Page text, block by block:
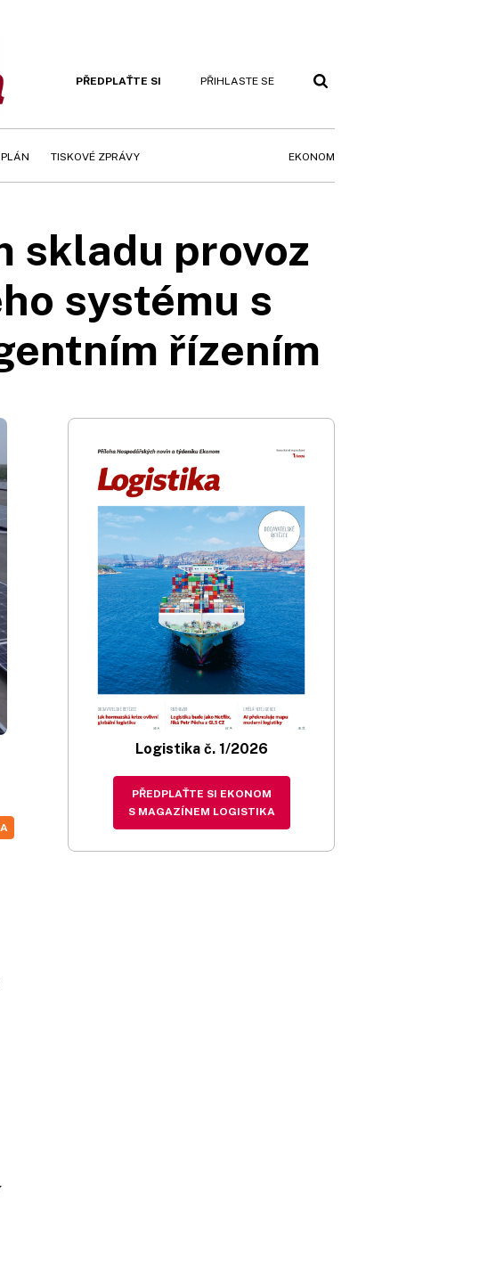
PŘEDPLAŤTE SI PŘIHLASTE SE
TISKOVÉ ZPRÁVY EKONOM
skladu provoz
systému s
řízením
Logistika č. 1/2026
PŘEDPLAŤTE SI EKONOM
S MAGAZÍNEM LOGISTIKA